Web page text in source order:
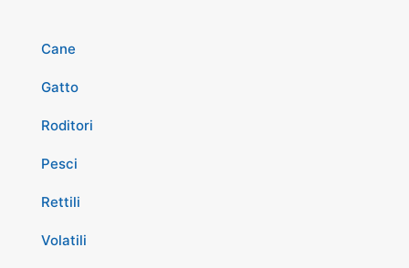
Cane
Gatto
Roditori
Pesci
Rettili
Volatili